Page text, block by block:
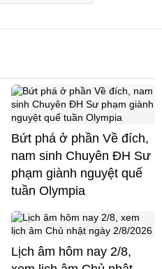
Bứt phá ở phần Về đích,
nam sinh Chuyên ĐH Sư
phạm giành nguyệt quế
tuần Olympia
Lịch âm hôm nay 2/8,